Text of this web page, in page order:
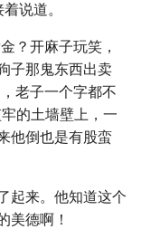
说道。
？开麻子玩笑，
子那鬼东西出卖
老子一个字都不
的土墙壁上，一
他倒也是有股蛮
起来。他知道这个
美德啊！